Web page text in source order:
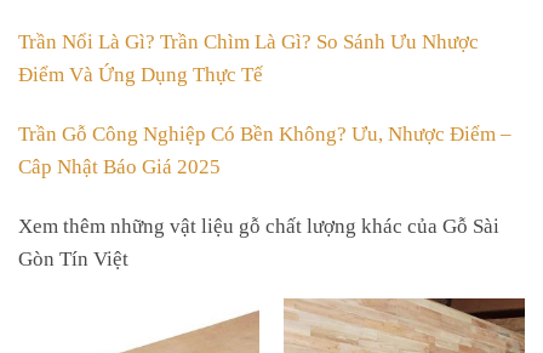
Trần Nổi Là Gì? Trần Chìm Là Gì? So Sánh Ưu Nhược
Điểm Và Ứng Dụng Thực Tế
Trần Gỗ Công Nghiệp Có Bền Không? Ưu, Nhược Điểm –
Câp Nhật Báo Giá 2025
Xem thêm những vật liệu gỗ chất lượng khác của Gỗ Sài
Gòn Tín Việt